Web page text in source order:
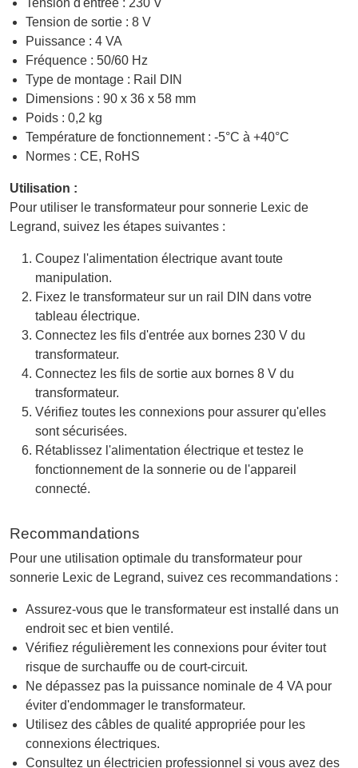
Tension de sortie : 8 V
Puissance : 4 VA
Fréquence : 50/60 Hz
Type de montage : Rail DIN
Dimensions : 90 x 36 x 58 mm
Poids : 0,2 kg
Température de fonctionnement : -5°C à +40°C
Normes : CE, RoHS
Utilisation :
Pour utiliser le transformateur pour sonnerie Lexic de
Legrand, suivez les étapes suivantes :
Coupez l'alimentation électrique avant toute
manipulation.
Fixez le transformateur sur un rail DIN dans votre
tableau électrique.
Connectez les fils d'entrée aux bornes 230 V du
transformateur.
Connectez les fils de sortie aux bornes 8 V du
transformateur.
Vérifiez toutes les connexions pour assurer qu'elles
sont sécurisées.
Rétablissez l'alimentation électrique et testez le
fonctionnement de la sonnerie ou de l'appareil
connecté.
Recommandations
Pour une utilisation optimale du transformateur pour
sonnerie Lexic de Legrand, suivez ces recommandations :
Assurez-vous que le transformateur est installé dans un
endroit sec et bien ventilé.
Vérifiez régulièrement les connexions pour éviter tout
risque de surchauffe ou de court-circuit.
Ne dépassez pas la puissance nominale de 4 VA pour
éviter d'endommager le transformateur.
Utilisez des câbles de qualité appropriée pour les
connexions électriques.
Consultez un électricien professionnel si vous avez des